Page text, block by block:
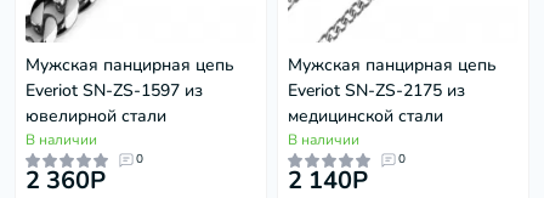
Мужская панцирная цепь
Everiot SN-ZS-1597 из
ювелирной стали
В наличии
0
2 360P
Мужская панцирная цепь
Everiot SN-ZS-2175 из
медицинской стали
В наличии
0
2 140P